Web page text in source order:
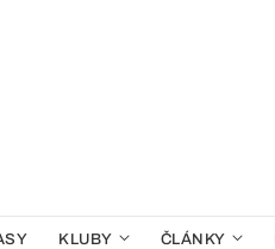
KLUBY ČLÁNKY